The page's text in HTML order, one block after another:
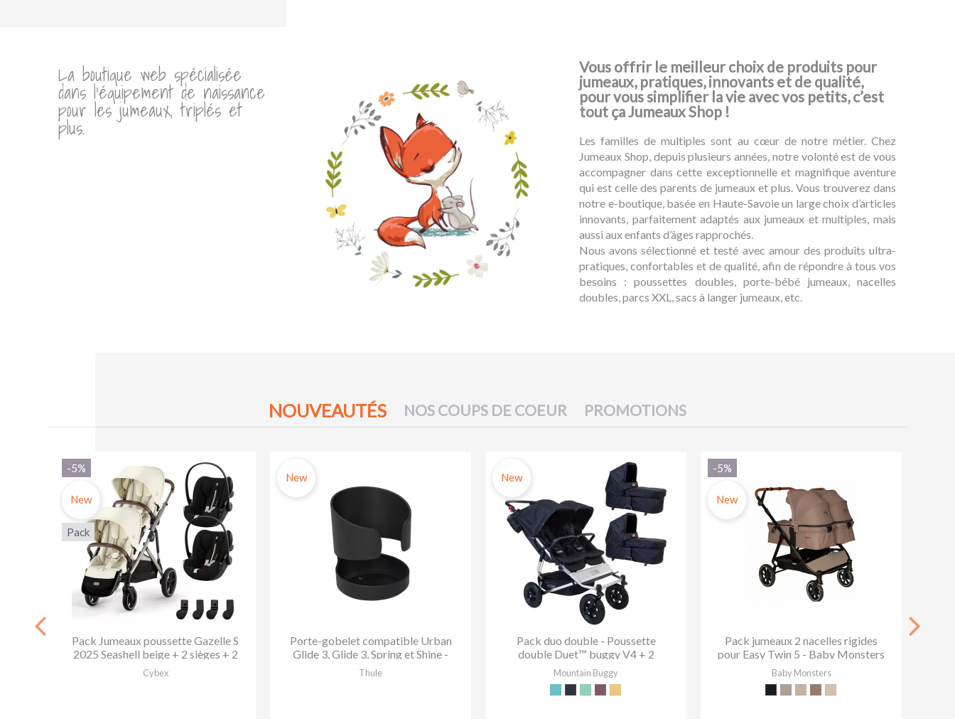
La boutique web spécialisée
dans l’équipement de naissance
pour les jumeaux, triplés et
plus.
Vous offrir le meilleur choix de produits pour
jumeaux, pratiques, innovants et de qualité,
pour vous simplifier la vie avec vos petits, c’est
tout ça Jumeaux Shop !
Les familles de multiples sont au cœur de notre métier. Chez
Jumeaux Shop, depuis plusieurs années, notre volonté est de vous
accompagner dans cette exceptionnelle et magnifique aventure
qui est celle des parents de jumeaux et plus. Vous trouverez dans
notre e-boutique, basée en Haute-Savoie un large choix d’articles
innovants, parfaitement adaptés aux jumeaux et multiples, mais
aussi aux enfants d’âges rapprochés.
Nous avons sélectionné et testé avec amour des produits ultra-
pratiques, confortables et de qualité, afin de répondre à tous vos
besoins : poussettes doubles, porte-bébé jumeaux, nacelles
doubles, parcs XXL, sacs à langer jumeaux, etc.
NOUVEAUTÉS NOS COUPS DE COEUR PROMOTIONS
-5%
New
Pack
Pack Jumeaux poussette Gazelle S
2025 Seashell beige + 2 sièges + 2
coques Cloud G...
Cybex
New
Porte-gobelet compatible Urban
Glide 3, Glide 3, Spring et Shine -
Thule
Thule
New
Pack duo double - Poussette
double Duet™ buggy V4 + 2
nacelles Carrycot Plus™ -...
Mountain Buggy
OceanCaviarMatcha
Mustang
Solare
-5%
New
Pack jumeaux 2 nacelles rigides
pour Easy Twin 5 - Baby Monsters
Baby Monsters
BlackRiver Grey
Green.
Brown.
Stone.